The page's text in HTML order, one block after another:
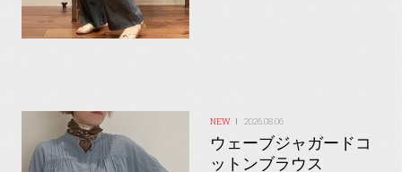
2026.08.06
ウェーブジャガードコ
ットンブラウス